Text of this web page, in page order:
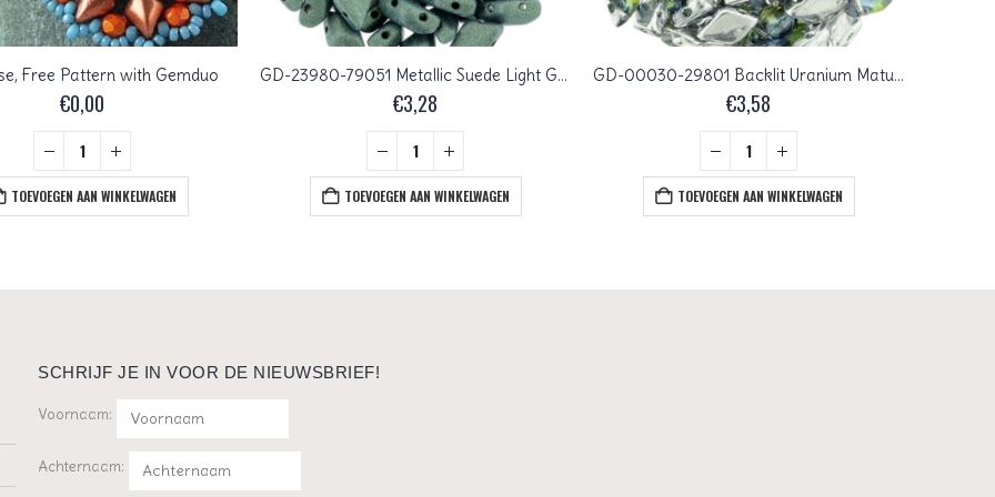
Free Pattern with Gemduo
€0,00
TOEVOEGEN AAN WINKELWAGEN
GD-23980-79051 Metallic Suede Light Green Matubo GemDuo 10 gram
€3,28
TOEVOEGEN AAN WINKELWAGEN
GD-00030-29801 Backlit Uranium Matubo GemDuo 10 gram
€3,58
TOEVOEGEN AAN WINKELWAGEN
SCHRIJF JE IN VOOR DE NIEUWSBRIEF!
Voornaam:
Achternaam: